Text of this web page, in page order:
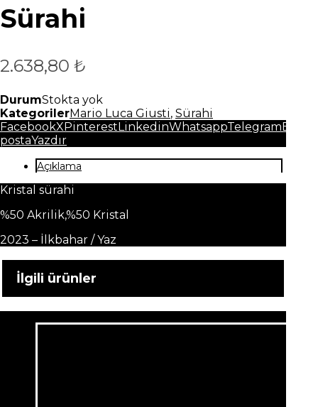
Sürahi
2.638,80 ₺
DurumStokta yok
KategorilerMario Luca Giusti, Sürahi
FacebookXPinterestLinkedinWhatsappTelegramE-
postaYazdır
Açıklama
Kristal sürahi
%50 Akrilik,%50 Kristal
2023 – İlkbahar / Yaz
İlgili ürünler